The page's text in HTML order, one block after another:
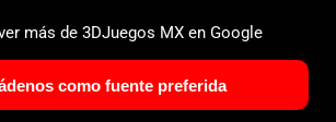
NINTENDO SWITCH 2 XBOX
más de 3DJuegos MX en Google
como fuente preferida